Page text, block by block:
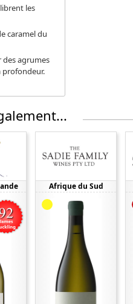
les
caramel du
agrumes
profondeur.
Afrique du Sud